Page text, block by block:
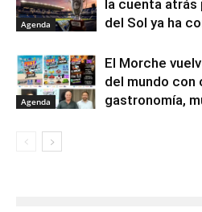
Agenda
la cuenta atrás
del Sol ya ha
Agenda
El Morche
del mundo con
gastronomía,